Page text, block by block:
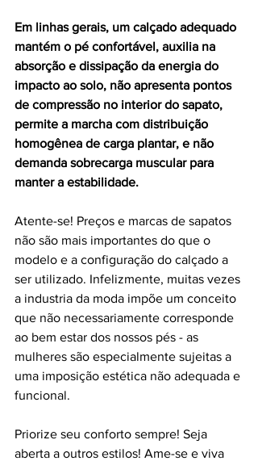
Em linhas gerais, um calçado adequado
mantém o pé confortável, auxilia na
absorção e dissipação da energia do
impacto ao solo, não apresenta pontos
de compressão no interior do sapato,
permite a marcha com distribuição
homogênea de carga plantar, e não
demanda sobrecarga muscular para
manter a estabilidade.
Atente-se! Preços e marcas de sapatos
não são mais importantes do que o
modelo e a configuração do calçado a
ser utilizado. Infelizmente, muitas vezes
a industria da moda impõe um conceito
que não necessariamente corresponde
ao bem estar dos nossos pés - as
mulheres são especialmente sujeitas a
uma imposição estética não adequada e
funcional.
Priorize seu conforto sempre! Seja
aberta a outros estilos! Ame-se e viva